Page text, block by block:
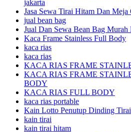
jakarta
Jasa Sewa Tirai Hitam Dan
jual bean bag
Jual Dan Sewa Bean Bag
Kaca Frame Stainless Full Body
kaca rias
kaca rias
KACA RIAS FRAME
KACA RIAS FRAME
BODY
KACA RIAS FULL BODY
kaca rias portable
Kain Lotto Penutup Dinding
kain tirai
kain tirai hitam